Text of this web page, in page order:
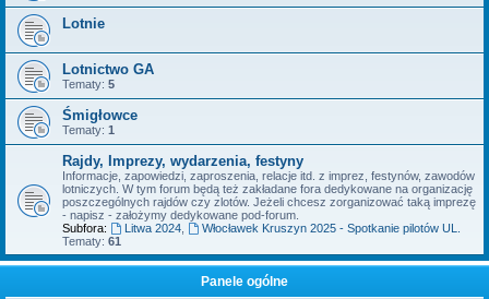
Lotnie
Lotnictwo GA
Tematy: 5
Śmigłowce
Tematy: 1
Rajdy, Imprezy, wydarzenia, festyny
Informacje, zapowiedzi, zaproszenia, relacje itd. z imprez, festynów, zawodów
lotniczych. W tym forum będą też zakładane fora dedykowane na organizację
poszczególnych rajdów czy zlotów. Jeżeli chcesz zorganizować taką imprezę
- napisz - założymy dedykowane pod-forum.
Subfora:
Litwa 2024,
Włocławek Kruszyn 2025 - Spotkanie pilotów UL.
Tematy: 61
Panele ogólne